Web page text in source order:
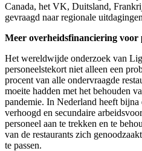
Canada, het VK, Duitsland,
gevraagd naar regionale
Meer overheidsfinanciering voor
Het wereldwijde onderzoek van
personeelstekort niet alleen een
procent van alle ondervraagde
moeite hadden met het behouden
pandemie. In Nederland heeft
verhoogd en secundaire
personeel aan te trekken en te
van de restaurants zich
te passen.